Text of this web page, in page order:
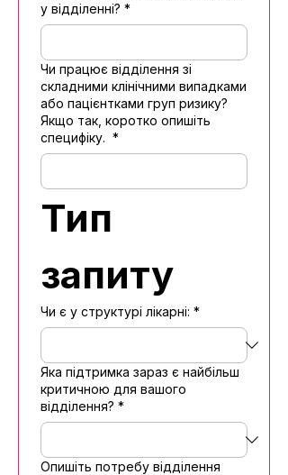
у відділенні? *
Чи працює відділення зі
складними клінічними випадками
або пацієнтками груп ризику?
Якщо так, коротко опишіть
специфіку. *
Тип
запиту
Чи є у структурі лікарні: *
Яка підтримка зараз є найбільш
критичною для вашого
відділення? *
Опишіть потребу відділення